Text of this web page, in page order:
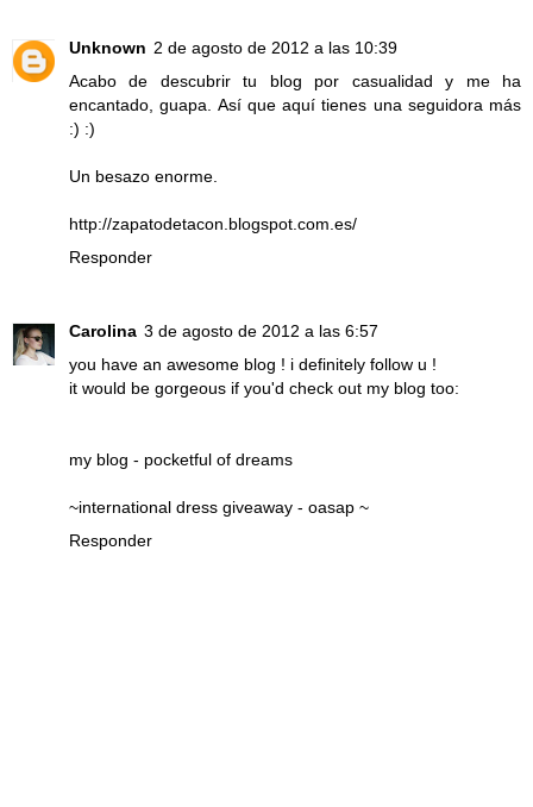
Unknown 2 de agosto de 2012 a las 10:39
Acabo de descubrir tu blog por casualidad y me ha
encantado, guapa. Así que aquí tienes una seguidora más
:) :)
Un besazo enorme.
http://zapatodetacon.blogspot.com.es/
Responder
Carolina 3 de agosto de 2012 a las 6:57
you have an awesome blog ! i definitely follow u !
it would be gorgeous if you'd check out my blog too:
my blog - pocketful of dreams
~international dress giveaway - oasap ~
Responder